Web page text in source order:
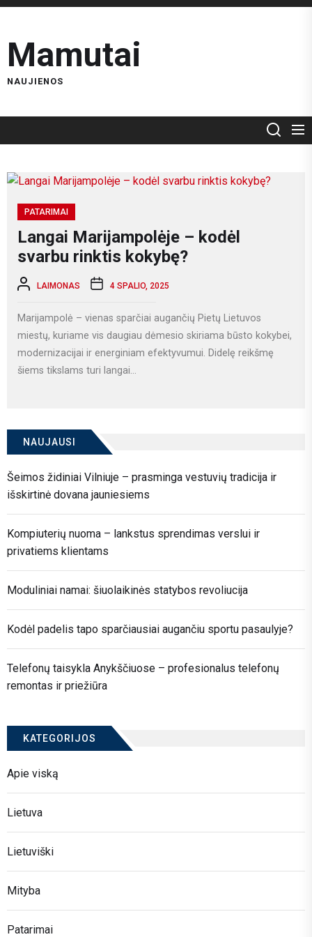
Skip
the
content
Mamutai
NAUJIENOS
PATARIMAI
Langai Marijampolėje – kodėl
svarbu rinktis kokybę?
LAIMONAS 4 SPALIO, 2025
Marijampolė – vienas sparčiai augančių Pietų Lietuvos
miestų, kuriame vis daugiau dėmesio skiriama būsto kokybei,
modernizacijai ir energiniam efektyvumui. Didelę reikšmę
šiems tikslams turi langai...
NAUJAUSI
Šeimos židiniai Vilniuje – prasminga vestuvių tradicija ir
išskirtinė dovana jauniesiems
Kompiuterių nuoma – lankstus sprendimas verslui ir
privatiems klientams
Moduliniai namai: šiuolaikinės statybos revoliucija
Kodėl padelis tapo sparčiausiai augančiu sportu pasaulyje?
Telefonų taisykla Anykščiuose – profesionalus telefonų
remontas ir priežiūra
KATEGORIJOS
Apie viską
Lietuva
Lietuviški
Mityba
Patarimai